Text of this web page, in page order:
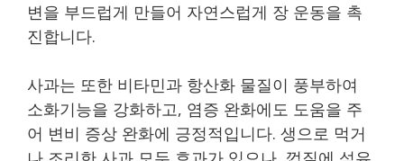
변을 부드럽게 만들어 자연스럽게 장 운동을 촉
진합니다.
사과는 또한 비타민과 항산화 물질이 풍부하여
소화기능을 강화하고, 염증 완화에도 도움을 주
어 변비 증상 완화에 긍정적입니다. 생으로 먹거